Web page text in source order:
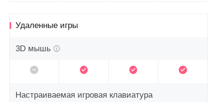
Удаленные игры
3D мышь
Настраиваемая игровая клавиатура